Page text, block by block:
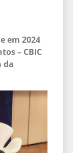
em 2024
– CBIC
da